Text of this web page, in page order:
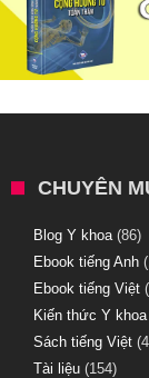
CHUYÊN
Blog Y khoa (86)
Ebook tiếng Anh
Ebook tiếng Việt
Kiến thức Y khoa
Sách tiếng Việt
Tài liệu (154)